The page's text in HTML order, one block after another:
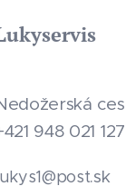
948 021 127
.sk